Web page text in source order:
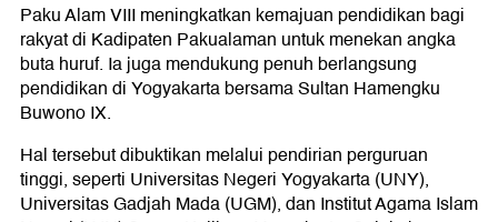
Paku Alam VIII meningkatkan kemajuan pendidikan bagi
rakyat di Kadipaten Pakualaman untuk menekan angka
buta huruf. Ia juga mendukung penuh berlangsung
pendidikan di Yogyakarta bersama Sultan Hamengku
Buwono IX.
Hal tersebut dibuktikan melalui pendirian perguruan
tinggi, seperti Universitas Negeri Yogyakarta (UNY),
Universitas Gadjah Mada (UGM), dan Institut Agama Islam